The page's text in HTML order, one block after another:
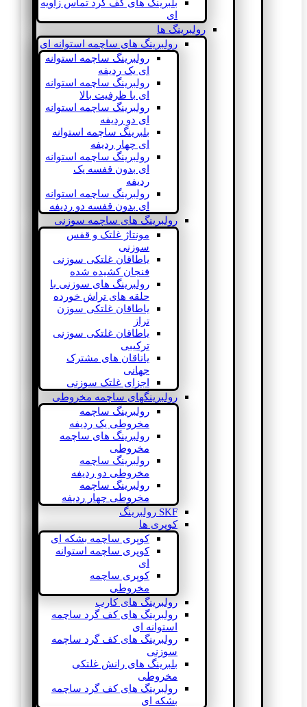
بلبرینگ های کف گرد تماس زاویه
ای
رولبرینگ ها
رولبرینگ های ساچمه استوانه ای
رولبرینگ ساچمه استوانه
ای یک ردیفه
رولبرینگ ساچمه استوانه
ای با ظرفیت بالا
رولبرینگ ساچمه استوانه
ای دو ردیفه
بلبرینگ ساچمه استوانه
ای چهار ردیفه
رولبرینگ ساچمه استوانه
ای بدون قفسه یک
ردیفه
رولبرینگ ساچمه استوانه
ای بدون قفسه دو ردیفه
رولبرینگ های ساچمه سوزنی
مونتاژ غلتک و قفس
سوزنی
یاطاقان غلتکی سوزنی
فنجان کشیده شده
رولبرینگ های سوزنی با
حلقه های تراش خورده
یاطاقان غلتکی سوزن
تراز
یاطاقان غلتکی سوزنی
ترکیبی
یاتاقان های مشترک
جهانی
اجزای غلتک سوزنی
رولبرینگهای ساچمه مخروطی
رولبرینگ ساچمه
مخروطی یک ردیفه
رولبرینگ های ساچمه
مخروطی
رولبرینگ ساچمه
مخروطی دو ردیفه
رولبرینگ ساچمه
مخروطی چهار ردیفه
SKF رولبرینگ
کوپری ها
کوپری ساچمه بشکه ای
کوپری ساچمه استوانه
ای
کوپری ساچمه
مخروطی
رولبرینگ های کارب
رولبرینگ های کف گرد ساچمه
استوانه ای
رولبرینگ های کف گرد ساچمه
سوزنی
بلبرینگ های رانش غلتکی
مخروطی
رولبرینگ های کف گرد ساچمه
بشکه ای